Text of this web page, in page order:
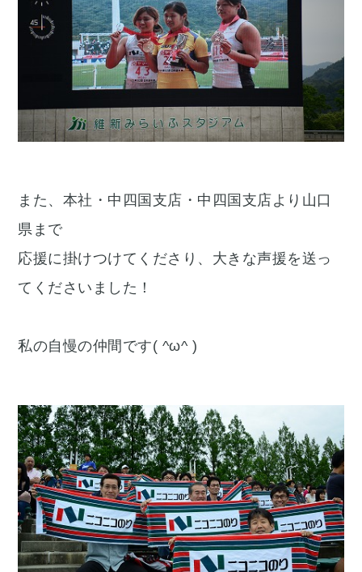
また、本社・中四国支店・中四国支店より山口
県まで
応援に掛けつけてくださり、大きな声援を送っ
てくださいました！
私の自慢の仲間です( ^ω^ )